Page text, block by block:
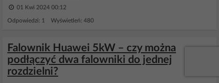
01 Kwi 2024 00:12
Odpowiedzi: 1 Wyświetleń: 480
Falownik Huawei 5kW – czy można
podłączyć dwa falowniki do jednej
rozdzielni?